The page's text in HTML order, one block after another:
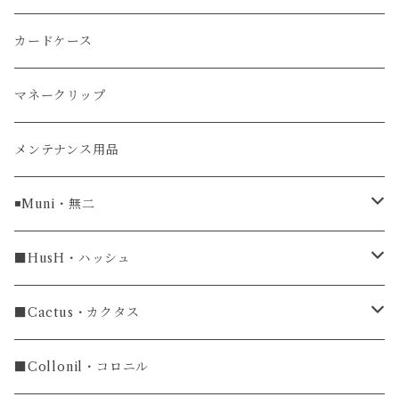
リザード
ガルーシャ（エイ）
牛革
ラグ幅16mm
ラグ幅18mm
ラグ幅19mm
ラグ幅20mm
カードケース
マネークリップ
メンテナンス用品
◾️Muni・無二
長財布
長財布
ラウンドファスナー長財布
名刺入れ
小銭入れ
■HusH・ハッシュ
ラウンドファスナー
カードケース
■Cactus・カクタス
コインケース
■Collonil・コロニル